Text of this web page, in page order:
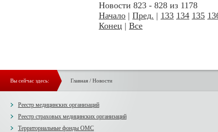
Новости 823 - 828 из 1178
Начало | Пред. | 133 134 135
Конец | Все
Вы сейчас здесь: Главная/ Новости
Реестр медицинских организаций
Реестр страховых медицинских организаций
Территориальные фонды ОМС